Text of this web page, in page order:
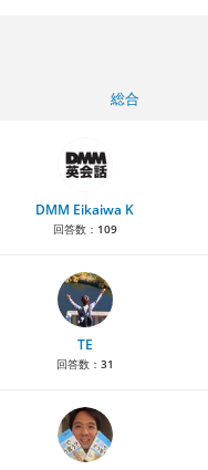
総合
DMM Eikaiwa K
回答数： 109
TE
回答数： 31